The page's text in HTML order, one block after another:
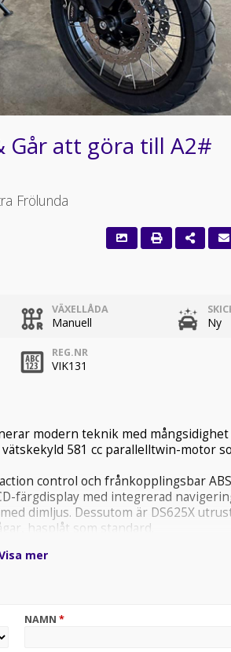
Går att göra till A2#
Frölunda
VÄXELLÅDA
Manuell Ny
REG.NR
VIK131
modern teknik med
581 cc parallelltwin-motor
control och frånkopplingsbar
färgdisplay med integrerad
dimljus. Dessutom är DS625X
hasplåt som standard.
eller moped.
fordon.
mer
NAMN *